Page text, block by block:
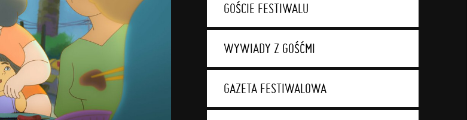
GOŚCIE FESTIWALU
WYWIADY Z GOŚĆMI
GAZETA FESTIWALOWA